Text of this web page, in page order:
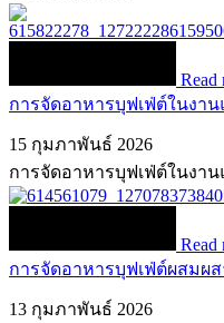
Read
การจัดอาหารบุฟเฟ่ต์ในงาน
15 กุมภาพันธ์ 2026
การจัดอาหารบุฟเฟ่ต์ในงาน
Read
การจัดอาหารบุฟเฟ่ต์ผสมผ
13 กุมภาพันธ์ 2026